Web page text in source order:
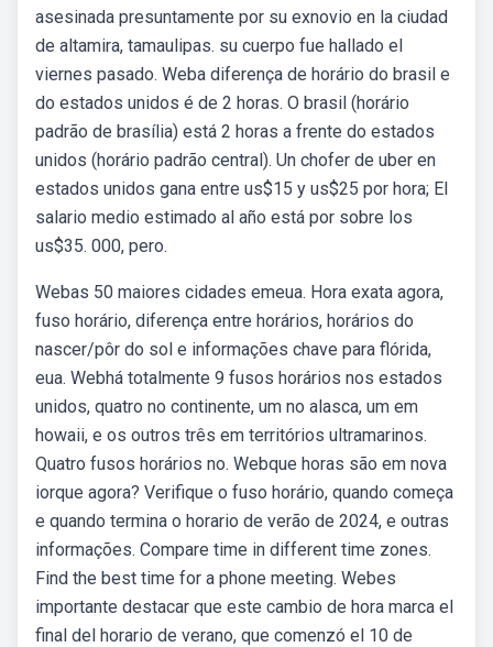
asesinada presuntamente por su exnovio en la ciudad
de altamira, tamaulipas. su cuerpo fue hallado el
viernes pasado. Weba diferença de horário do brasil e
do estados unidos é de 2 horas. O brasil (horário
padrão de brasília) está 2 horas a frente do estados
unidos (horário padrão central). Un chofer de uber en
estados unidos gana entre us$15 y us$25 por hora; El
salario medio estimado al año está por sobre los
us$35. 000, pero.
Webas 50 maiores cidades emeua. Hora exata agora,
fuso horário, diferença entre horários, horários do
nascer/pôr do sol e informações chave para flórida,
eua. Webhá totalmente 9 fusos horários nos estados
unidos, quatro no continente, um no alasca, um em
howaii, e os outros três em territórios ultramarinos.
Quatro fusos horários no. Webque horas são em nova
iorque agora? Verifique o fuso horário, quando começa
e quando termina o horario de verão de 2024, e outras
informações. Compare time in different time zones.
Find the best time for a phone meeting. Webes
importante destacar que este cambio de hora marca el
final del horario de verano, que comenzó el 10 de